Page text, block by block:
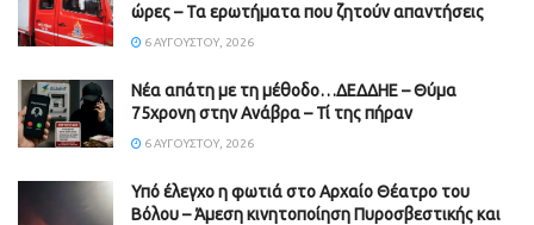
ώρες – Τα ερωτήματα που ζητούν απαντήσεις
6 ΑΥΓΟΎΣΤΟΥ, 2026
Νέα απάτη με τη μέθοδο…ΔΕΔΔΗΕ – Θύμα
75χρονη στην Ανάβρα – Τί της πήραν
6 ΑΥΓΟΎΣΤΟΥ, 2026
Υπό έλεγχο η φωτιά στο Αρχαίο Θέατρο του
Βόλου – Άμεση κινητοποίηση Πυροσβεστικής και